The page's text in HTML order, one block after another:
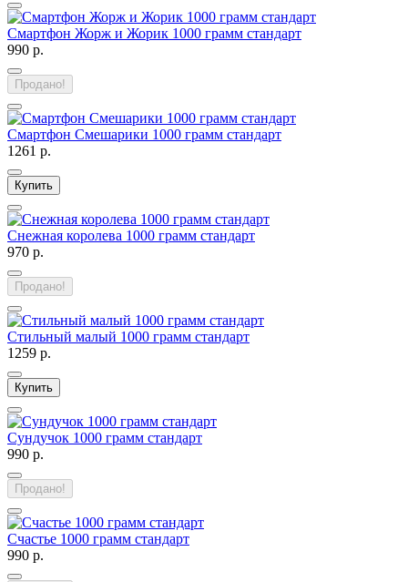
Смартфон Жорж и Жорик 1000 грамм стандарт
990 р.
Продано!
Смартфон Смешарики 1000 грамм стандарт
1261 р.
Купить
Снежная королева 1000 грамм стандарт
970 р.
Продано!
Стильный малый 1000 грамм стандарт
1259 р.
Купить
Сундучок 1000 грамм стандарт
990 р.
Продано!
Счастье 1000 грамм стандарт
990 р.